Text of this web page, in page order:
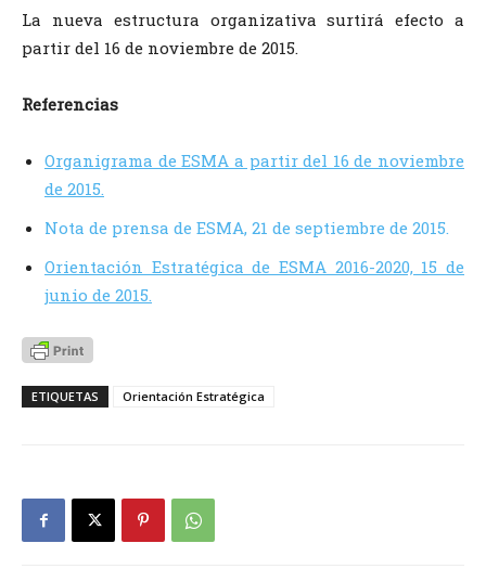
La nueva estructura organizativa surtirá efecto a
partir del 16 de noviembre de 2015.
Referencias
Organigrama de ESMA a partir del 16 de noviembre
de 2015.
Nota de prensa de ESMA, 21 de septiembre de 2015.
Orientación Estratégica de ESMA 2016-2020, 15 de
junio de 2015.
ETIQUETAS Orientación Estratégica